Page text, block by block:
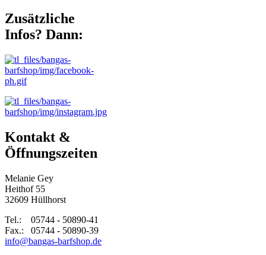
Zusätzliche
Infos? Dann:
Kontakt &
Öffnungszeiten
Melanie Gey
Heithof 55
32609 Hüllhorst
Tel.: 05744 - 50890-41
Fax.: 05744 - 50890-39
info@bangas-barfshop.de